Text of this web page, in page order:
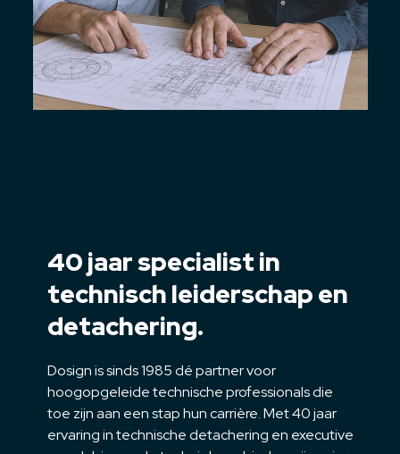
40 jaar specialist in
technisch leiderschap en
detachering.
Dosign is sinds 1985 dé partner voor
hoogopgeleide technische professionals die
toe zijn aan een stap hun carrière. Met 40 jaar
ervaring in technische detachering en executive